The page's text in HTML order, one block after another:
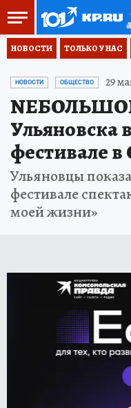
НОВОСТИ ТОЛЬКО У НАС
НОВОСТИ ОБЩЕСТВО 29
Ульяновска
фестивале
Ульяновцы
фестивале
моей жизни»